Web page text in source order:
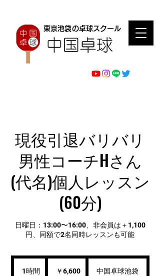
東京池袋の卓球スクール
現役引退バリバリ
男性コーチHさん
(代名)個人レッスン
(60分)
日曜日：13:00〜16:00、非会員は＋1,100
円、同額で2名同時レッスンも可能
1時間 ￥6,600 中国卓球池袋